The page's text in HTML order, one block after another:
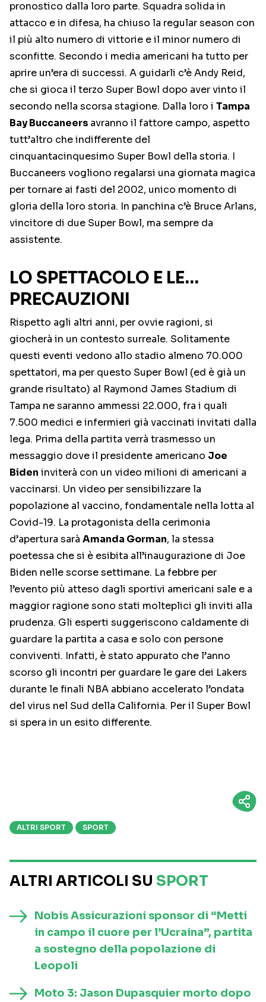
pronostico dalla loro parte. Squadra solida in
attacco e in difesa, ha chiuso la regular season con
il più alto numero di vittorie e il minor numero di
sconfitte. Secondo i media americani ha tutto per
aprire un’era di successi. A guidarli c’è Andy Reid,
che si gioca il terzo Super Bowl dopo aver vinto il
secondo nella scorsa stagione. Dalla loro i Tampa
Bay Buccaneers avranno il fattore campo, aspetto
tutt’altro che indifferente del
cinquantacinquesimo Super Bowl della storia. I
Buccaneers vogliono regalarsi una giornata magica
per tornare ai fasti del 2002, unico momento di
gloria della loro storia. In panchina c’è Bruce Arlans,
vincitore di due Super Bowl, ma sempre da
assistente.
LO SPETTACOLO E LE…
PRECAUZIONI
Rispetto agli altri anni, per ovvie ragioni, si
giocherà in un contesto surreale. Solitamente
questi eventi vedono allo stadio almeno 70.000
spettatori, ma per questo Super Bowl (ed è già un
grande risultato) al Raymond James Stadium di
Tampa ne saranno ammessi 22.000, fra i quali
7.500 medici e infermieri già vaccinati invitati dalla
lega. Prima della partita verrà trasmesso un
messaggio dove il presidente americano Joe
Biden inviterà con un video milioni di americani a
vaccinarsi. Un video per sensibilizzare la
popolazione al vaccino, fondamentale nella lotta al
Covid-19. La protagonista della cerimonia
d’apertura sarà Amanda Gorman, la stessa
poetessa che si è esibita all’inaugurazione di Joe
Biden nelle scorse settimane. La febbre per
l’evento più atteso dagli sportivi americani sale e a
maggior ragione sono stati molteplici gli inviti alla
prudenza. Gli esperti suggeriscono caldamente di
guardare la partita a casa e solo con persone
conviventi. Infatti, è stato appurato che l’anno
scorso gli incontri per guardare le gare dei Lakers
durante le finali NBA abbiano accelerato l’ondata
del virus nel Sud della California. Per il Super Bowl
si spera in un esito differente.
ALTRI SPORT SPORT
ALTRI ARTICOLI SU SPORT
Nobis Assicurazioni sponsor di “Metti
in campo il cuore per l’Ucraina”, partita
a sostegno della popolazione di
Leopoli
Moto 3: Jason Dupasquier morto dopo